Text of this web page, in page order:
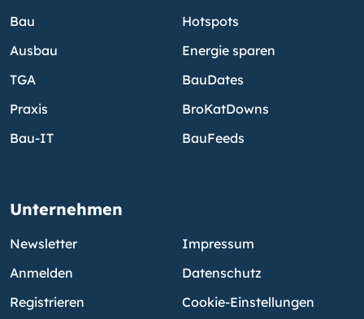
Bau
Ausbau
TGA
Praxis
Bau-IT
Hotspots
Energie sparen
BauDates
BroKatDowns
BauFeeds
Unternehmen
Newsletter
Anmelden
Registrieren
Impressum
Datenschutz
Cookie-Einstellungen